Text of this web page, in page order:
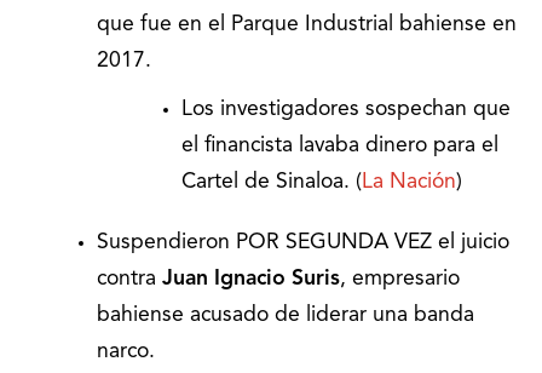
que fue en el Parque Industrial bahiense en
2017.
Los investigadores sospechan que
el financista lavaba dinero para el
Cartel de Sinaloa. ( La Nación)
Suspendieron POR SEGUNDA VEZ el juicio
contra Juan Ignacio Suris, empresario
bahiense acusado de liderar una banda
narco.